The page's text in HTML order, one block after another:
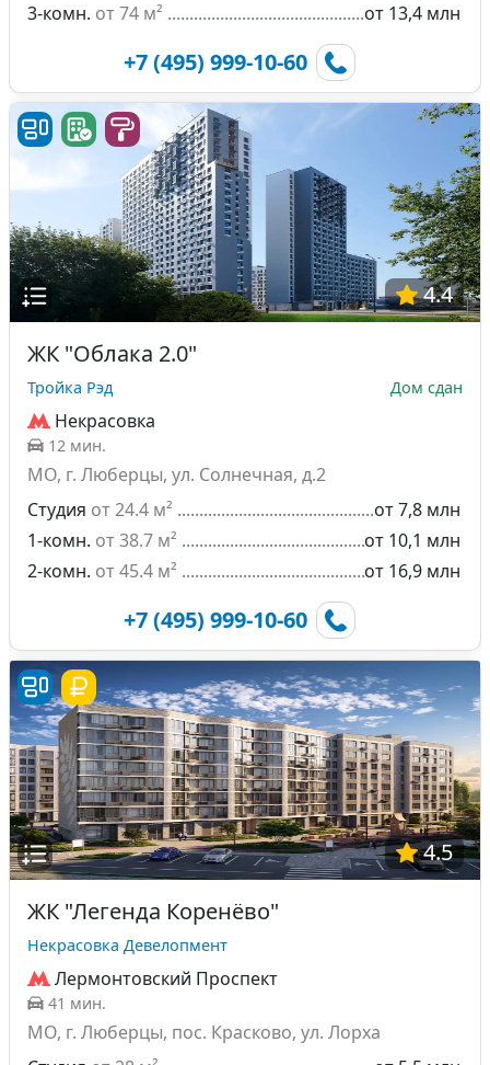
3-комн. от 74 м² от 13,4 млн
+7 (495) 999-10-60
4.4
ЖК "Облака 2.0"
Тройка Рэд Дом сдан
Некрасовка
12 мин.
МО, г. Люберцы, ул. Солнечная, д.2
Студия от 24.4 м²
от 7,8 млн
1-комн. от 38.7 м²
от 10,1 млн
2-комн. от 45.4 м² от 16,9 млн
+7 (495) 999-10-60
4.5
ЖК "Легенда Коренёво"
Некрасовка Девелопмент
Лермонтовский Проспект
41 мин.
МО, г. Люберцы, пос. Красково, ул. Лорха